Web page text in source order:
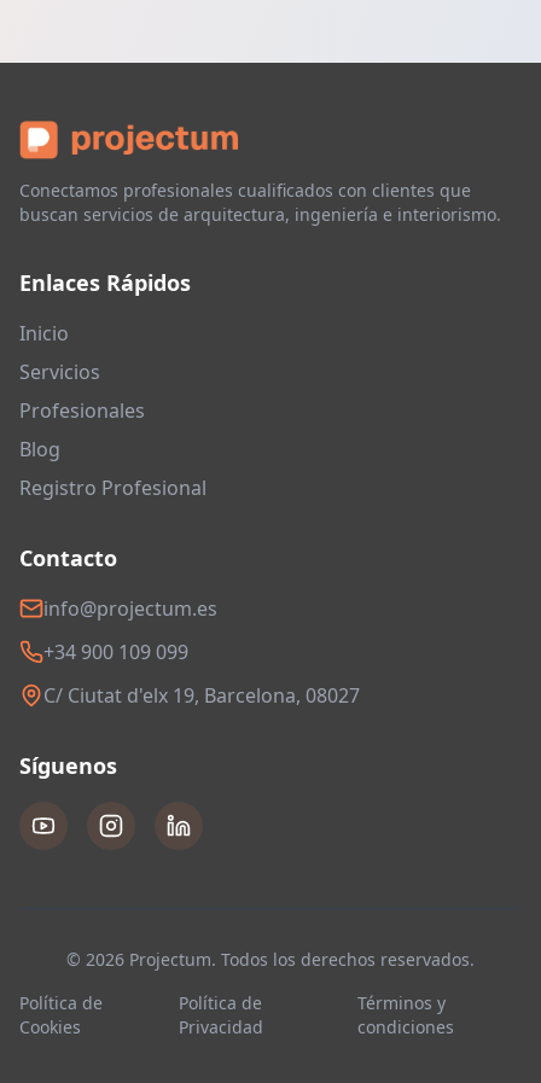
Conectamos profesionales cualificados con clientes que
buscan servicios de arquitectura, ingeniería e interiorismo.
Enlaces Rápidos
Inicio
Servicios
Profesionales
Blog
Registro Profesional
Contacto
info@projectum.es
+34 900 109 099
C/ Ciutat d'elx 19, Barcelona, 08027
Síguenos
© 2026 Projectum. Todos los derechos reservados.
Política de
Cookies
Política de
Privacidad
Términos y
condiciones